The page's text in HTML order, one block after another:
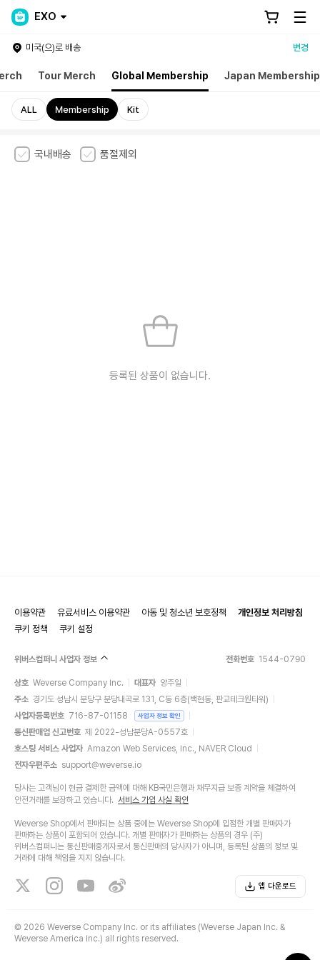
EXO
미국(으)로 배송 변경
Tour Merch Global Membership Japan Membership
ALL Membership Kit
국내배송 품절제외
등록된 상품이 없습니다.
이용약관 유료서비스 이용약관 아동 및 청소년 보호정책
개인정보 처리방침
쿠키 정책
쿠키 설정
위버스컴퍼니 사업자 정보 전화번호 1544-0790
상호 Weverse Company Inc. 대표자 양주일
주소 경기도 성남시 분당구 분당내곡로 131, C동 6층(백현동, 판교테크원타워)
사업자등록번호 716-87-01158 사업자 정보 확인
통신판매업 신고번호 제 2022-성남분당A-0557호
호스팅 서비스 사업자 Amazon Web Services, Inc., NAVER Cloud
전자우편주소 support@weverse.io
당사는 고객님이 현금 결제한 금액에 대해 KB국민은행과 채무지급 보증 계약을 체결하여
안전거래를 보장하고 있습니다. 서비스 가입 사실 확인
Weverse Shop에서 판매되는 상품 중에는 Weverse Shop에 입점한 개별 판매자가
판매하는 상품이 포함되어 있습니다. 개별 판매자가 판매하는 상품의 경우 (주)
위버스컴퍼니는 통신판매중개자로서 통신판매의 당사자가 아니며, 등록된 상품의 정보 및
거래에 대해 책임을 지지 않습니다.
앱 다운로드
© 2026 Weverse Company Inc. or its affiliates (Weverse Japan Inc. &
Weverse America Inc.) all rights reserved.